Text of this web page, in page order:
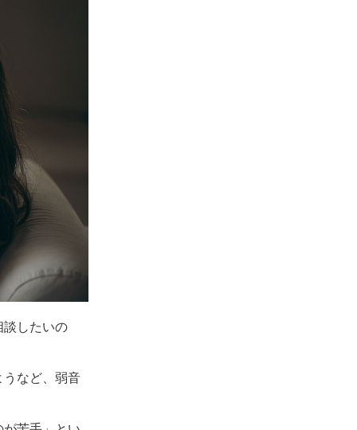
したいの
うなど、弱音